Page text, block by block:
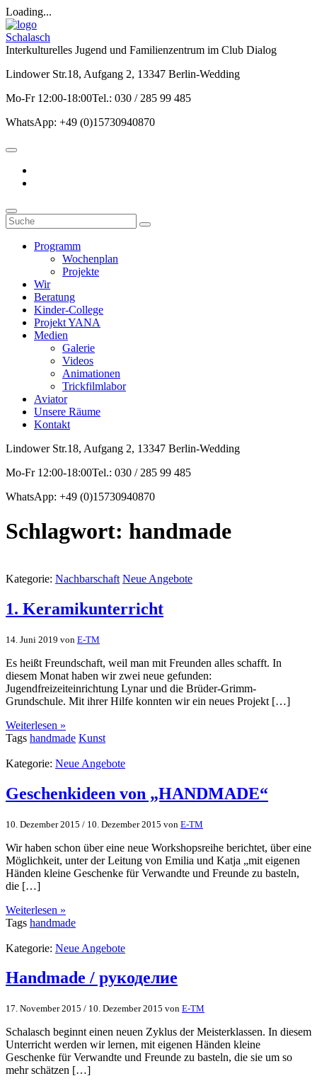
Loading...
Schalasch
Interkulturelles Jugend und Familienzentrum im Club Dialog
Lindower Str.18, Aufgang 2, 13347 Berlin-Wedding
Mo-Fr 12:00-18:00Tel.: 030 / 285 99 485
WhatsApp: +49 (0)15730940870
Programm
Wochenplan
Projekte
Wir
Beratung
Kinder-College
Projekt YANA
Medien
Galerie
Videos
Animationen
Trickfilmlabor
Aviator
Unsere Räume
Kontakt
Lindower Str.18, Aufgang 2, 13347 Berlin-Wedding
Mo-Fr 12:00-18:00Tel.: 030 / 285 99 485
WhatsApp: +49 (0)15730940870
Schlagwort: handmade
Kategorie: Nachbarschaft Neue Angebote
1. Keramikunterricht
14. Juni 2019 von E-TM
Es heißt Freundschaft, weil man mit Freunden alles schafft. In
diesem Monat haben wir zwei neue gefunden:
Jugendfreizeiteinrichtung Lynar und die Brüder-Grimm-
Grundschule. Mit ihrer Hilfe konnten wir ein neues Projekt […]
Weiterlesen »
Tags handmade Kunst
Kategorie: Neue Angebote
Geschenkideen von „HANDMADE“
10. Dezember 2015 / 10. Dezember 2015 von E-TM
Wir haben schon über eine neue Workshopsreihe berichtet, über eine
Möglichkeit, unter der Leitung von Emilia und Katja „mit eigenen
Händen kleine Geschenke für Verwandte und Freunde zu basteln,
die […]
Weiterlesen »
Tags handmade
Kategorie: Neue Angebote
Handmade / рукоделие
17. November 2015 / 10. Dezember 2015 von E-TM
Schalasch beginnt einen neuen Zyklus der Meisterklassen. In diesem
Unterricht werden wir lernen, mit eigenen Händen kleine
Geschenke für Verwandte und Freunde zu basteln, die sie um so
mehr schätzen […]